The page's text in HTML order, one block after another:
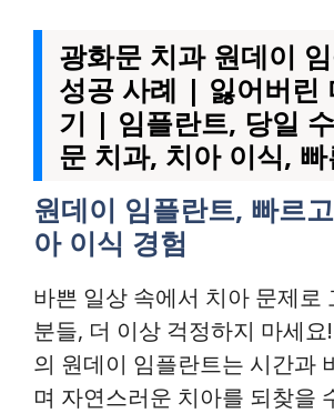
광화문 치과 원데이
성공 사례 | 잃어버린
기 | 임플란트, 당일
문 치과, 치아 이식,
원데이 임플란트, 빠르
아 이식 경험
바쁜 일상 속에서 치아 문제로
분들, 더 이상 걱정하지 마세
의 원데이 임플란트는 시간과
며 자연스러운 치아를 되찾을